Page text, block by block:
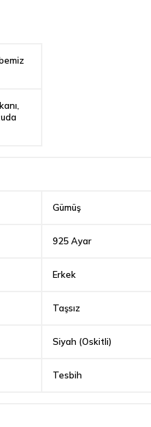
Gümüş
925 Ayar
Erkek
Taşsız
Siyah (Oskitli)
Tesbih